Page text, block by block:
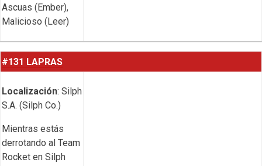
Ascuas (Ember),
Malicioso (Leer)
#131 LAPRAS
Localización: Silph
S.A. (Silph Co.)
Mientras estás
derrotando al Team
Rocket en Silph